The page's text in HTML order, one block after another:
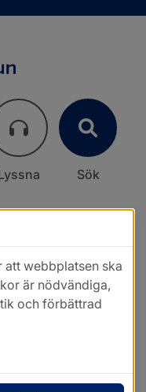
Sök
webbplatsen ska
är nödvändiga,
och förbättrad